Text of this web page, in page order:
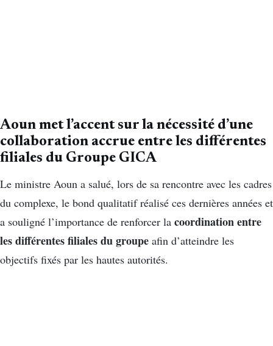
Aoun met l’accent sur la nécessité d’une
collaboration accrue entre les différentes
filiales du Groupe GICA
Le ministre Aoun a salué, lors de sa rencontre avec les cadres
du complexe, le bond qualitatif réalisé ces dernières années et
a souligné l’importance de renforcer la coordination entre
les différentes filiales du groupe afin d’atteindre les
objectifs fixés par les hautes autorités.